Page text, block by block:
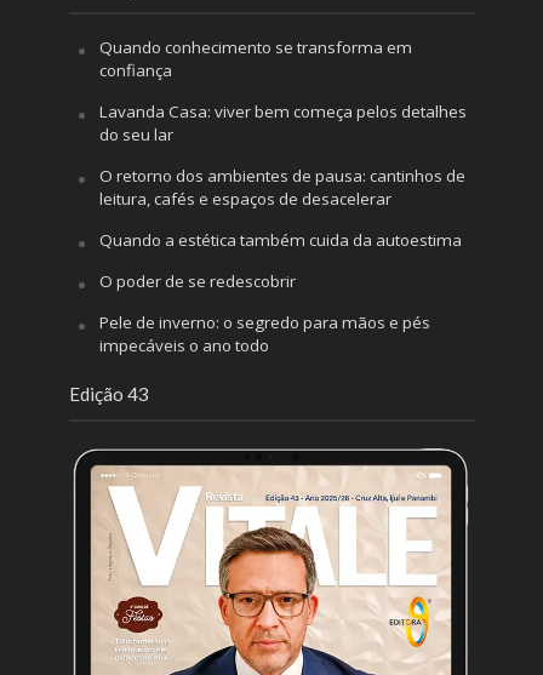
Quando conhecimento se transforma em
confiança
Lavanda Casa: viver bem começa pelos detalhes
do seu lar
O retorno dos ambientes de pausa: cantinhos de
leitura, cafés e espaços de desacelerar
Quando a estética também cuida da autoestima
O poder de se redescobrir
Pele de inverno: o segredo para mãos e pés
impecáveis o ano todo
Edição 43